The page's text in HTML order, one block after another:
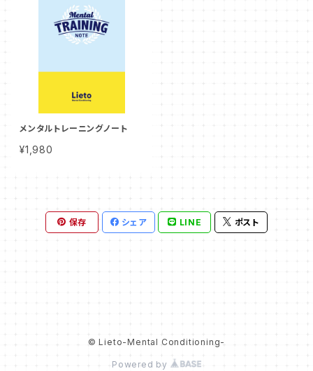
メンタルトレーニングノート
¥1,980
保存 シェア LINE ポスト
© Lieto-Mental Conditioning-
Powered by